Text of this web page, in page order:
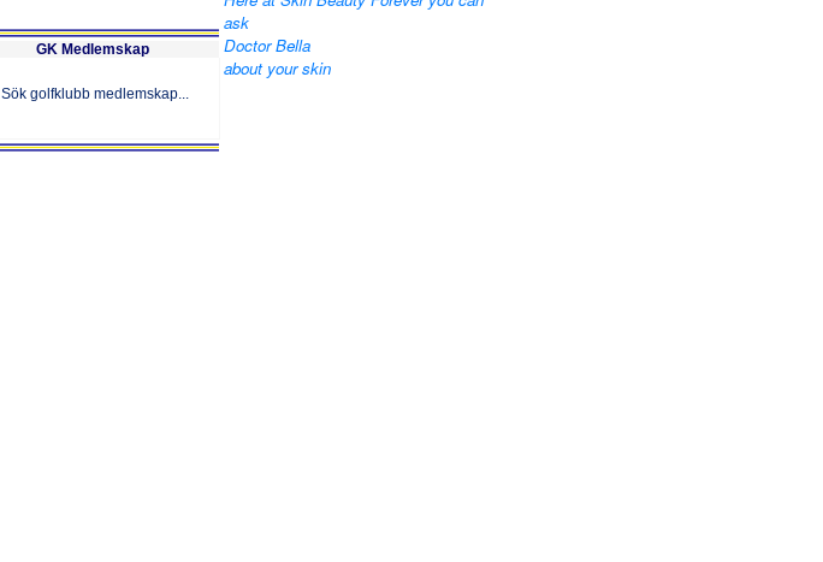
GK Medlemskap
Sök golfklubb medlemskap...
ask
Doctor Bella
about your skin